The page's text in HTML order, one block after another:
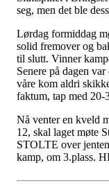
seg, men det ble
Lørdag formiddag
solid fremover og
til slutt. Vinner
Senere på dagen
våre kom aldri
faktum, tap med 20-
Nå venter en kveld
12, skal laget møte
STOLTE over
kamp, om 3.plass.